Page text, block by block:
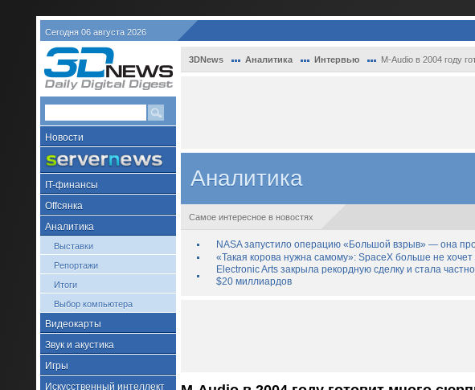
Сегодня 06 августа 2026
Новости
IT-финансы
Offсянка
Аналитика
Выставки
Репортажи
Итоги
Выбор компьютера
Видеокарты
Звук и акустика
Игры
Искусственный интеллект
3DNews Аналитика Интервью M-Audio в 2004 году
Аналитика
Самое интересное в новостях
NASA запустило операцию «Большой взрыв» — она
«Такая корова нужна самому»: SpaceX больше не хочет
Electronic Arts закрыла рекордную сделку и стала
$20 миллиардов